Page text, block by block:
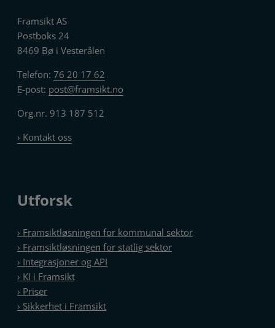
Framsikt AS
Postboks 24
8469 Bø i Vesterålen
Telefon: 76 20 17 62
E-post: post@framsikt.no
Org.nr. 913 187 512
› Kontakt oss
Utforsk
› Framsiktløsningen for kommunal sektor
› Framsiktløsningen for statlig sektor
› Integrasjoner og API
› KI i Framsikt
› Priser
› Sikkerhet i Framsikt